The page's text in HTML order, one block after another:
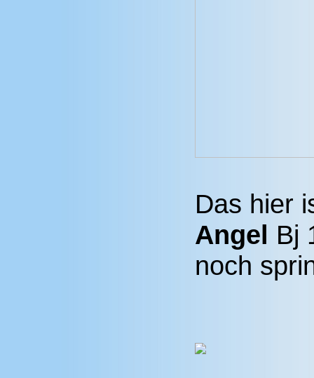
Das hier
Angel Bj
noch